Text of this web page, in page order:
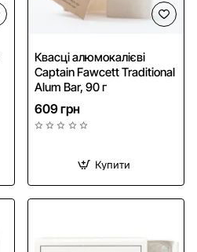
Квасці алюмокалієві
Captain Fawcett Traditional
Alum Bar, 90 г
609 грн
Купити